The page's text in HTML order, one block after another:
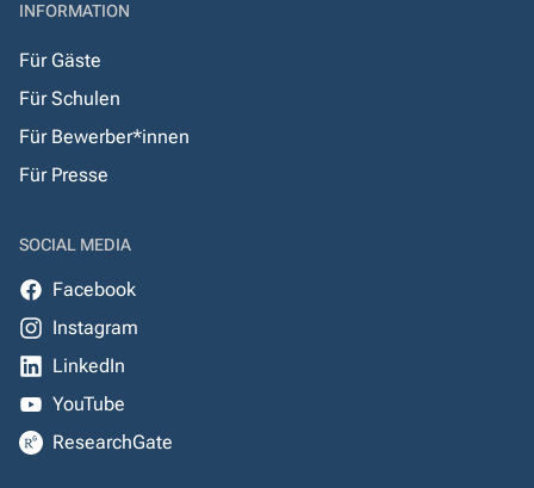
INFORMATION
Für Gäste
Für Schulen
Für Bewerber*innen
Für Presse
SOCIAL MEDIA
Facebook
Instagram
LinkedIn
YouTube
ResearchGate